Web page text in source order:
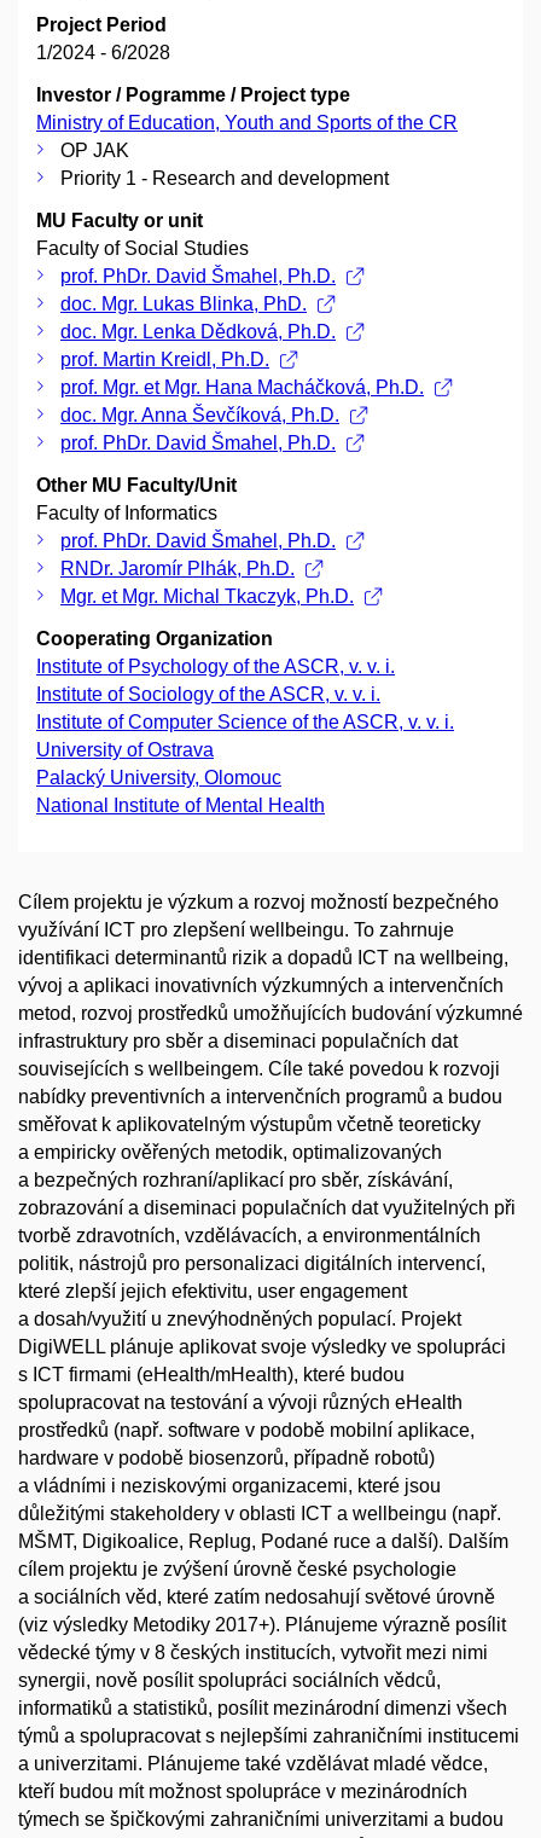
Project Period
1/2024 - 6/2028
Investor / Pogramme / Project type
Ministry of Education, Youth and Sports of the CR
OP JAK
Priority 1 - Research and development
MU Faculty or unit
Faculty of Social Studies
prof. PhDr. David Šmahel, Ph.D.
doc. Mgr. Lukas Blinka, PhD.
doc. Mgr. Lenka Dědková, Ph.D.
prof. Martin Kreidl, Ph.D.
prof. Mgr. et Mgr. Hana Macháčková, Ph.D.
doc. Mgr. Anna Ševčíková, Ph.D.
prof. PhDr. David Šmahel, Ph.D.
Other MU Faculty/Unit
Faculty of Informatics
prof. PhDr. David Šmahel, Ph.D.
RNDr. Jaromír Plhák, Ph.D.
Mgr. et Mgr. Michal Tkaczyk, Ph.D.
Cooperating Organization
Institute of Psychology of the ASCR, v. v. i.
Institute of Sociology of the ASCR, v. v. i.
Institute of Computer Science of the ASCR, v. v. i.
University of Ostrava
Palacký University, Olomouc
National Institute of Mental Health
Cílem projektu je výzkum a rozvoj možností bezpečného
využívání ICT pro zlepšení wellbeingu. To zahrnuje
identifikaci determinantů rizik a dopadů ICT na wellbeing,
vývoj a aplikaci inovativních výzkumných a intervenčních
metod, rozvoj prostředků umožňujících budování výzkumné
infrastruktury pro sběr a diseminaci populačních dat
souvisejících s wellbeingem. Cíle také povedou k rozvoji
nabídky preventivních a intervenčních programů a budou
směřovat k aplikovatelným výstupům včetně teoreticky
a empiricky ověřených metodik, optimalizovaných
a bezpečných rozhraní/aplikací pro sběr, získávání,
zobrazování a diseminaci populačních dat využitelných při
tvorbě zdravotních, vzdělávacích, a environmentálních
politik, nástrojů pro personalizaci digitálních intervencí,
které zlepší jejich efektivitu, user engagement
a dosah/využití u znevýhodněných populací. Projekt
DigiWELL plánuje aplikovat svoje výsledky ve spolupráci
s ICT firmami (eHealth/mHealth), které budou
spolupracovat na testování a vývoji různých eHealth
prostředků (např. software v podobě mobilní aplikace,
hardware v podobě biosenzorů, případně robotů)
a vládními i neziskovými organizacemi, které jsou
důležitými stakeholdery v oblasti ICT a wellbeingu (např.
MŠMT, Digikoalice, Replug, Podané ruce a další). Dalším
cílem projektu je zvýšení úrovně české psychologie
a sociálních věd, které zatím nedosahují světové úrovně
(viz výsledky Metodiky 2017+). Plánujeme výrazně posílit
vědecké týmy v 8 českých institucích, vytvořit mezi nimi
synergii, nově posílit spolupráci sociálních vědců,
informatiků a statistiků, posílit mezinárodní dimenzi všech
týmů a spolupracovat s nejlepšími zahraničními institucemi
a univerzitami. Plánujeme také vzdělávat mladé vědce,
kteří budou mít možnost spolupráce v mezinárodních
týmech se špičkovými zahraničními univerzitami a budou